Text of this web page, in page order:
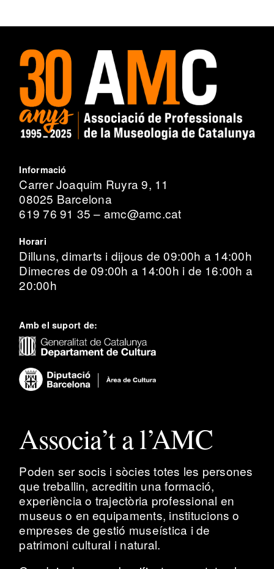
Informació
Carrer Joaquim Ruyra 9, 11
08025 Barcelona
619 76 91 35 – amc@amc.cat
Horari
Dilluns, dimarts i dijous de 09:00h a 14:00h
Dimecres de 09:00h a 14:00h i de 16:00h a
20:00h
Amb el suport de:
Associa’t a l’AMC
Poden ser socis i sòcies totes les persones
que treballin, acreditin una formació,
experiència o trajectòria professional en
museus o en equipaments, institucions o
empreses de gestió museística i de
patrimoni cultural i natural.